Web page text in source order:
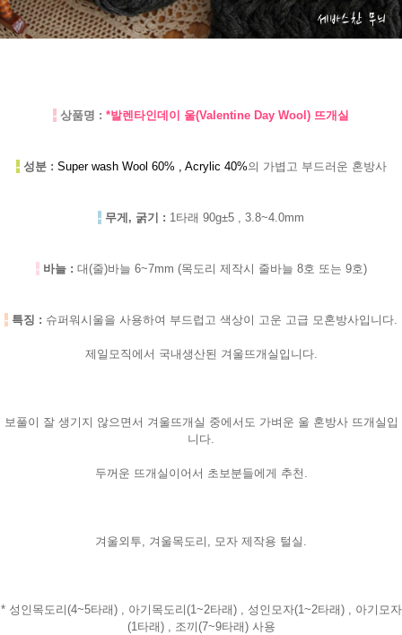
- 상품명 : *발렌타인데이 울(Valentine Day Wool) 뜨개실
-성분 : Super wash Wool 60% , Acrylic 40%의 가볍고 부드러운 혼방사
- 무게, 굵기 : 1타래 90g±5 , 3.8~4.0mm
-바늘 : 대(줄)바늘 6~7mm (목도리 제작시 줄바늘 8호 또는 9호)
- 특징 : 슈퍼워시울을 사용하여 부드럽고 색상이 고운 고급 모혼방사입니다.
제일모직에서 국내생산된 겨울뜨개실입니다.
보풀이 잘 생기지 않으면서 겨울뜨개실 중에서도 가벼운 울 혼방사 뜨개실입
니다.
두꺼운 뜨개실이어서 초보분들에게 추천.
겨울외투, 겨울목도리, 모자 제작용 털실.
* 성인목도리(4~5타래) , 아기목도리(1~2타래) , 성인모자(1~2타래) , 아기모자
(1타래) , 조끼(7~9타래) 사용